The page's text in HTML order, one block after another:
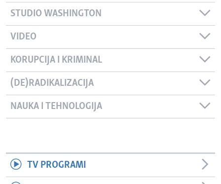
STUDIO WASHINGTON
VIDEO
KORUPCIJA I KRIMINAL
(DE)RADIKALIZACIJA
NAUKA I TEHNOLOGIJA
TV PROGRAMI